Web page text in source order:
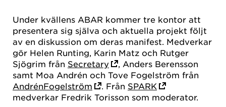
Under kvällens ABAR kommer tre kontor att
presentera sig själva och aktuella projekt följt
av en diskussion om deras manifest. Medverkar
gör Helen Runting, Karin Matz och Rutger
Sjögrim från Secretary
, Anders Berensson
samt Moa Andrén och Tove Fogelström från
AndrénFogelström
. Från SPARK
medverkar Fredrik Torisson som moderator.